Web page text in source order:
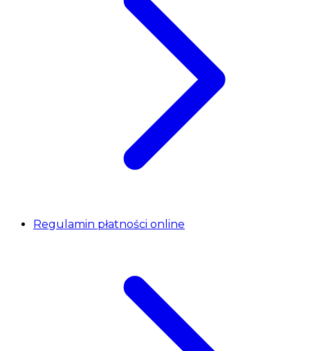
Regulamin płatności online